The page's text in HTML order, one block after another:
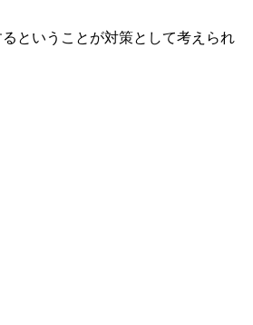
ということが対策として考えられ